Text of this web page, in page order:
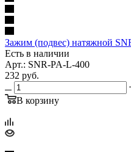
Зажим (подвес) натяжной
Есть в наличии
Арт.: SNR-PA-L-400
232 руб.
В корзину